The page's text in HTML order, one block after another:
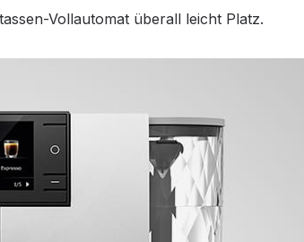
Vollautomat überall leicht Platz.